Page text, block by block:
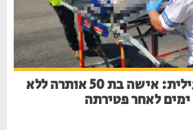
טרגדיה ביקנעם עילית: אישה בת 50 אותרה ללא
לאחר פטירתה